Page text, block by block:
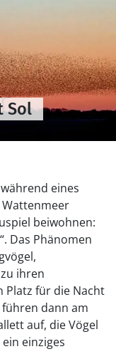
Sol
eines
beiwohnen:
Das Phänomen
ihren
für die Nacht
dann am
auf, die Vögel
einziges